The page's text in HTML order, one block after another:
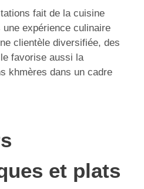
fait de la cuisine
expérience culinaire
clientèle diversifiée, des
favorise aussi la
khmères dans un cadre
et plats